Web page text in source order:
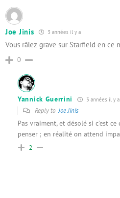
Joe Jinis 3 années il y a
Vous râlez grave sur Starfield en ce
0
Yannick Guerrini 3 années il y a
Reply toJoe Jinis
Pas vraiment, et désolé si c’est
penser ; en réalité on attend
2